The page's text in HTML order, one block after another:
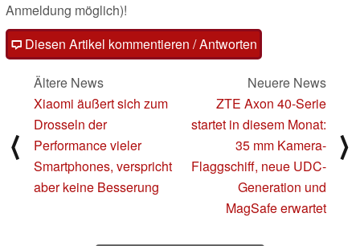
Anmeldung möglich)!
Diesen Artikel kommentieren / Antworten
⟨
Ältere News
Xiaomi äußert sich zum
Drosseln der
Performance vieler
Smartphones, verspricht
aber keine Besserung
Neuere News
ZTE Axon 40-Serie
startet in diesem Monat:
35 mm Kamera-
Flaggschiff, neue UDC-
Generation und
MagSafe erwartet
⟩